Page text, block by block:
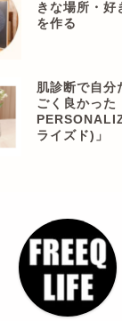
きな場所・好
を作る
肌診断で自分
ごく良かった
ライズド)」